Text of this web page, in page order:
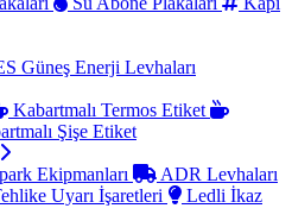
Güneş Enerji Levhaları
Kabartmalı Termos Etiket
Şişe Etiket
Ekipmanları
ADR Levhaları
Uyarı İşaretleri
Ledli İkaz